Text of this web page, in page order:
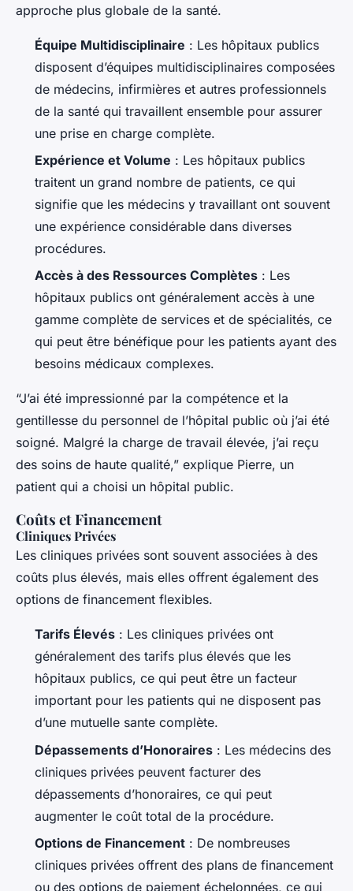
approche plus globale de la santé.
Équipe Multidisciplinaire : Les hôpitaux publics
disposent d’équipes multidisciplinaires composées
de médecins, infirmières et autres professionnels
de la santé qui travaillent ensemble pour assurer
une prise en charge complète.
Expérience et Volume : Les hôpitaux publics
traitent un grand nombre de patients, ce qui
signifie que les médecins y travaillant ont souvent
une expérience considérable dans diverses
procédures.
Accès à des Ressources Complètes : Les
hôpitaux publics ont généralement accès à une
gamme complète de services et de spécialités, ce
qui peut être bénéfique pour les patients ayant des
besoins médicaux complexes.
“J’ai été impressionné par la compétence et la
gentillesse du personnel de l’hôpital public où j’ai été
soigné. Malgré la charge de travail élevée, j’ai reçu
des soins de haute qualité,” explique Pierre, un
patient qui a choisi un hôpital public.
Coûts et Financement
Cliniques Privées
Les cliniques privées sont souvent associées à des
coûts plus élevés, mais elles offrent également des
options de financement flexibles.
Tarifs Élevés : Les cliniques privées ont
généralement des tarifs plus élevés que les
hôpitaux publics, ce qui peut être un facteur
important pour les patients qui ne disposent pas
d’une mutuelle sante complète.
Dépassements d’Honoraires : Les médecins des
cliniques privées peuvent facturer des
dépassements d’honoraires, ce qui peut
augmenter le coût total de la procédure.
Options de Financement : De nombreuses
cliniques privées offrent des plans de financement
ou des options de paiement échelonnées, ce qui